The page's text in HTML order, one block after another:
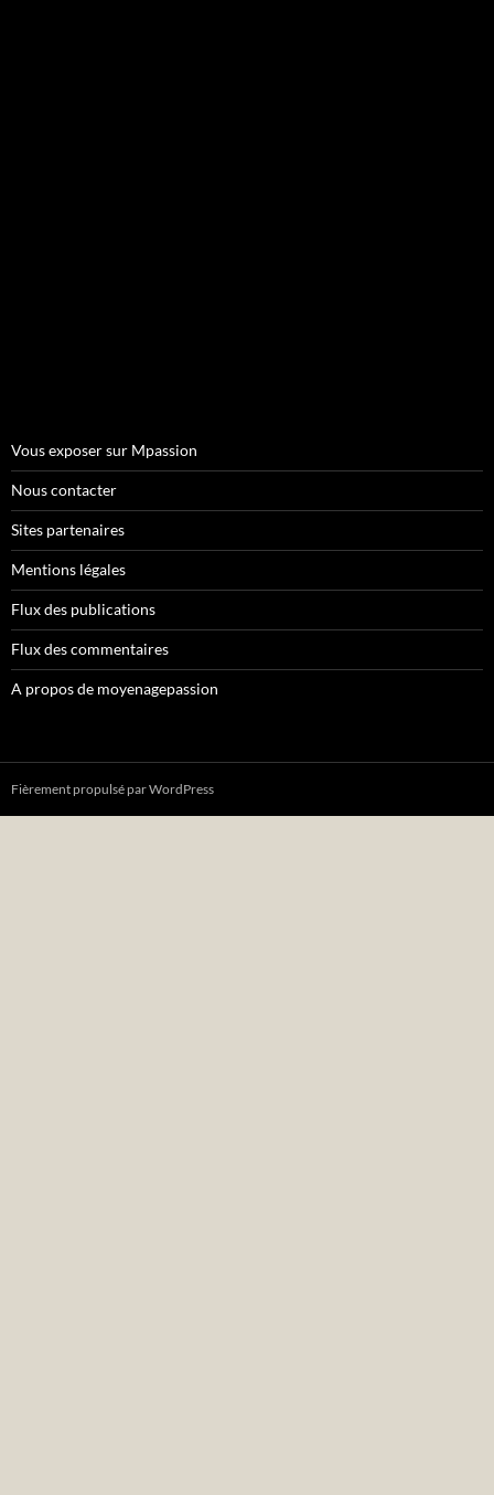
Vous exposer sur Mpassion
Nous contacter
Sites partenaires
Mentions légales
Flux des publications
Flux des commentaires
A propos de moyenagepassion
Fièrement propulsé par WordPress